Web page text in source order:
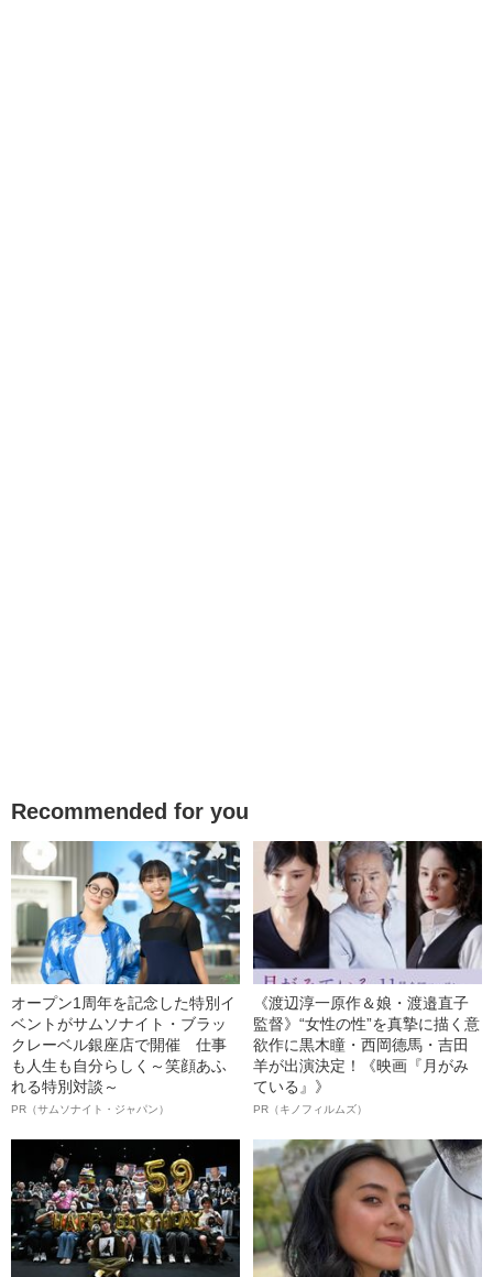
Recommended for you
オープン1周年を記念した特別イ
ベントがサムソナイト・ブラッ
クレーベル銀座店で開催 仕事
も人生も自分らしく～笑顔あふ
れる特別対談～
PR（サムソナイト・ジャパン）
《渡辺淳一原作＆娘・渡邉直子
監督》“女性の性”を真摯に描く意
欲作に黒木瞳・西岡德馬・吉田
羊が出演決定！《映画『月がみ
ている』》
PR（キノフィルムズ）